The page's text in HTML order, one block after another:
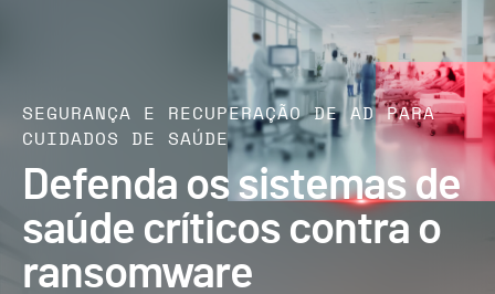
SEGURANÇA E RECUPERAÇÃO DE AD PARA
CUIDADOS DE SAÚDE
Defenda os sistemas de
saúde críticos contra o
ransomware